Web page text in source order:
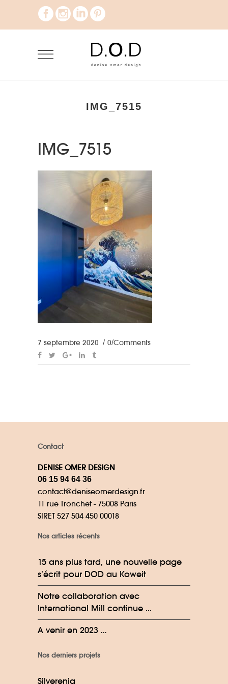
IMG_7515
IMG_7515
7 septembre 2020 0 Comments
Contact
DENISE OMER DESIGN
06 15 94 64 36
contact@deniseomerdesign.fr
11 rue Tronchet - 75008 Paris
SIRET 527 504 450 00018
Nos articles récents
15 ans plus tard, une nouvelle page
s’écrit pour DOD au Koweit
Notre collaboration avec
International Mill continue …
A venir en 2023 …
Nos derniers projets
Silverenia